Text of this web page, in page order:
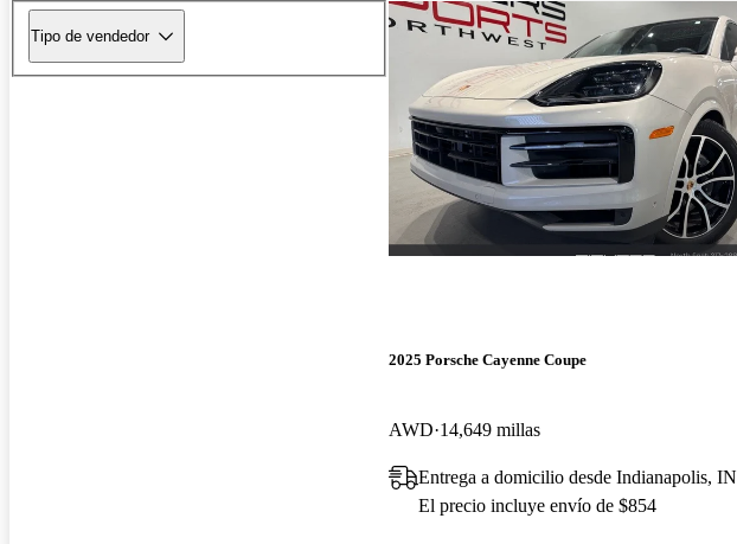
Tipo de vendedor
2025 Porsche Cayenne Coupe
AWD 14,649 millas
Entrega a domicilio desde Indianapolis, IN
El precio incluye envío de $854